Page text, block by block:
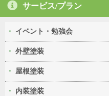
サービス/プラン
イベント・勉強会
外壁塗装
屋根塗装
内装塗装